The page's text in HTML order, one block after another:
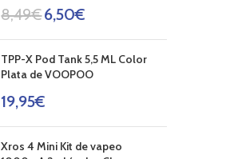
8,49€6,50€
TPP-X Pod Tank 5,5 ML Color
Plata de VOOPOO
19,95€
Xros 4 Mini Kit de vapeo